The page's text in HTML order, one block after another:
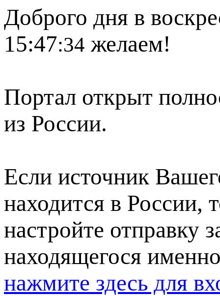
Доброго дня в
15:47:34 желаем!
Портал открыт
из России.
Если источник
находится в России,
настройте отправку
находящегося
нажмите здесь для